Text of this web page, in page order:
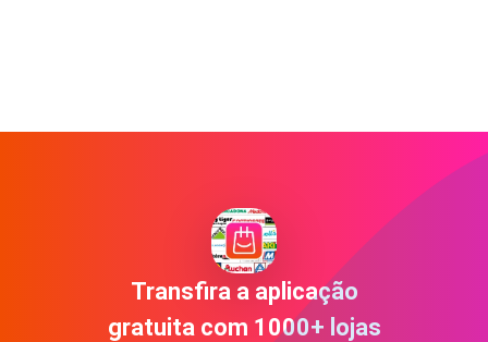
Transfira a aplicação
gratuita com 1000+ lojas